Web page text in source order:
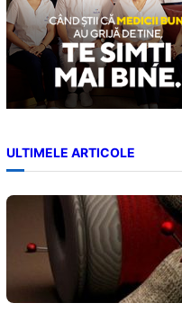
ULTIMELE ARTICOLE